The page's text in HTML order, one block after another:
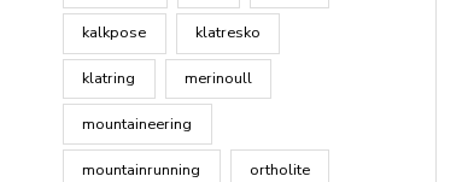
kalkpose klatresko
klatring merinoull
mountaineering
mountainrunning ortholite